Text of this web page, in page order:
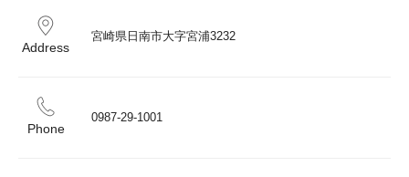
Address
宮崎県日南市大字宮浦3232
Phone
0987-29-1001